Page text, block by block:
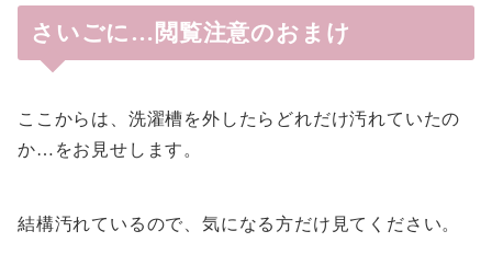
さいごに…閲覧注意のおまけ
ここからは、洗濯槽を外したらどれだけ汚れていたの
か…をお見せします。
結構汚れているので、気になる方だけ見てください。